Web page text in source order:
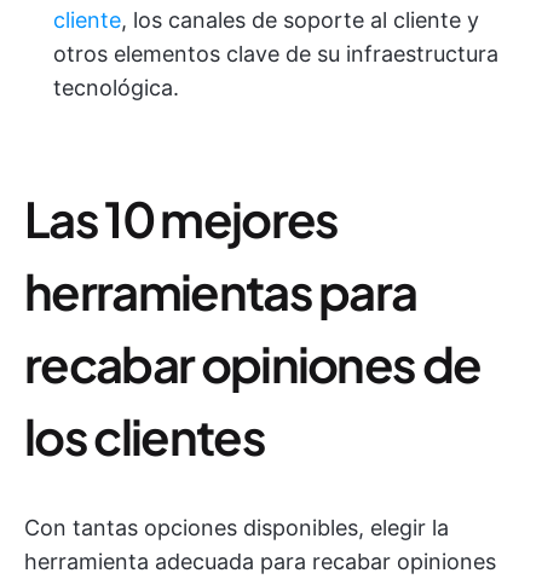
cliente, los canales de soporte al cliente y
otros elementos clave de su infraestructura
tecnológica.
Las 10 mejores
herramientas para
recabar opiniones de
los clientes
Con tantas opciones disponibles, elegir la
herramienta adecuada para recabar opiniones